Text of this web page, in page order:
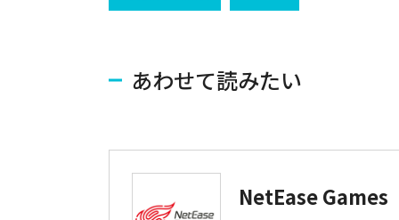
あわせて読みたい
NetEase Games